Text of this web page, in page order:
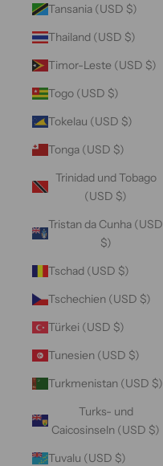
Tansania (USD $)
Thailand (USD $)
Timor-Leste (USD $)
Togo (USD $)
Tokelau (USD $)
Tonga (USD $)
Trinidad und Tobago
(USD $)
Tristan da Cunha (USD
$)
Tschad (USD $)
Tschechien (USD $)
Türkei (USD $)
Tunesien (USD $)
Turkmenistan (USD $)
Turks- und
Caicosinseln (USD $)
Tuvalu (USD $)